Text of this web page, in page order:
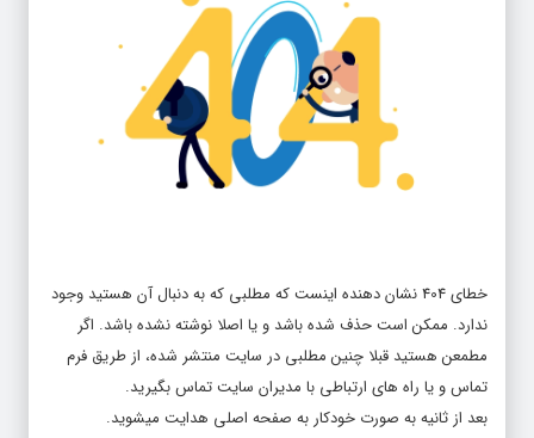
خطای 404 نشان دهنده اینست که مطلبی که به دنبال آن هستید وجود
ندارد. ممکن است حذف شده باشد و یا اصلا نوشته نشده باشد. اگر
مطمعن هستید قبلا چنین مطلبی در سایت منتشر شده، از طریق فرم
تماس و یا راه های ارتباطی با مدیران سایت تماس بگیرید.
بعد از ثانیه به صورت خودکار به صفحه اصلی هدایت میشوید.